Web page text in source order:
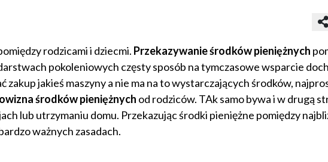
rodzicami i dziecmi. Przekazywanie środków pieniężnych
pokoleniowych częsty sposób na tymczasowe wsparcie
zakup jakieś maszyny a nie ma na to wystarczających środków,
środków pieniężnych od rodziców. TAk samo bywa i w drugą
lub utrzymaniu domu. Przekazując środki pieniężne pomiędzy
ważnych zasadach.